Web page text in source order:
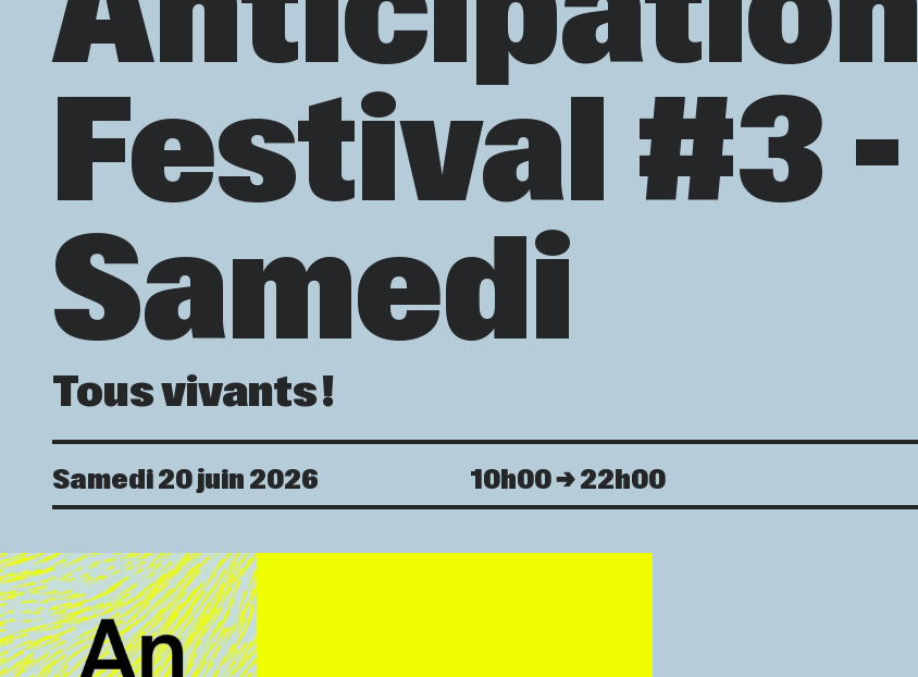
Festival #3 -
Samedi
Tous vivants !
Date
Samedi 20 juin 2026 10h00 22h00